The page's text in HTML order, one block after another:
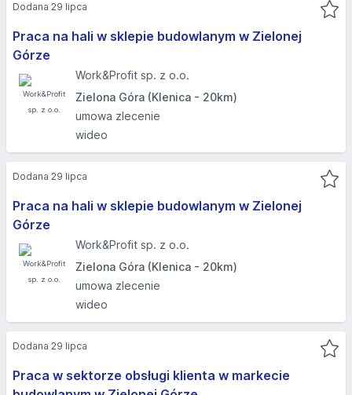
Praca na hali w sklepie budowlanym w Zielonej
Górze
Work&Profit sp. z o.o.
Zielona Góra (Klenica - 20km)
umowa zlecenie
wideo
Dodana 29 lipca
Praca na hali w sklepie budowlanym w Zielonej
Górze
Work&Profit sp. z o.o.
Zielona Góra (Klenica - 20km)
umowa zlecenie
wideo
Dodana 29 lipca
Praca w sektorze obsługi klienta w markecie
Dodana 29 lipca